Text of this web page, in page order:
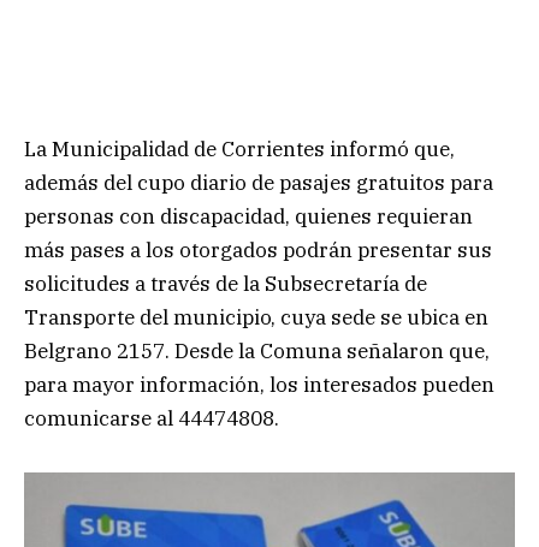
La Municipalidad de Corrientes informó que,
además del cupo diario de pasajes gratuitos para
personas con discapacidad, quienes requieran
más pases a los otorgados podrán presentar sus
solicitudes a través de la Subsecretaría de
Transporte del municipio, cuya sede se ubica en
Belgrano 2157. Desde la Comuna señalaron que,
para mayor información, los interesados pueden
comunicarse al 44474808.